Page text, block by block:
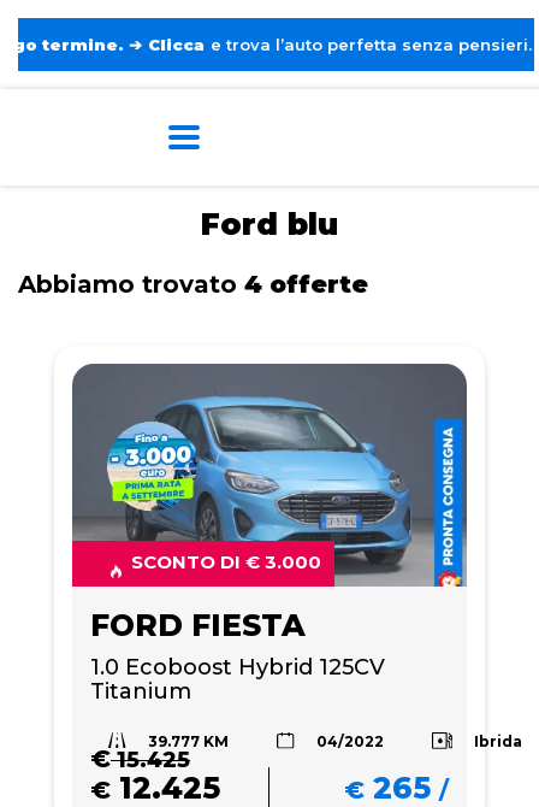
➔ Clicca e trova l’auto perfetta senza pensieri. ❤️
Ford blu
Abbiamo trovato 4 offerte
SCONTO DI € 3.000
FORD FIESTA
1.0 Ecoboost Hybrid 125CV
Titanium
39.777 KM 04/2022 Ibrida
€15.425
€ 12.425 € 265 /